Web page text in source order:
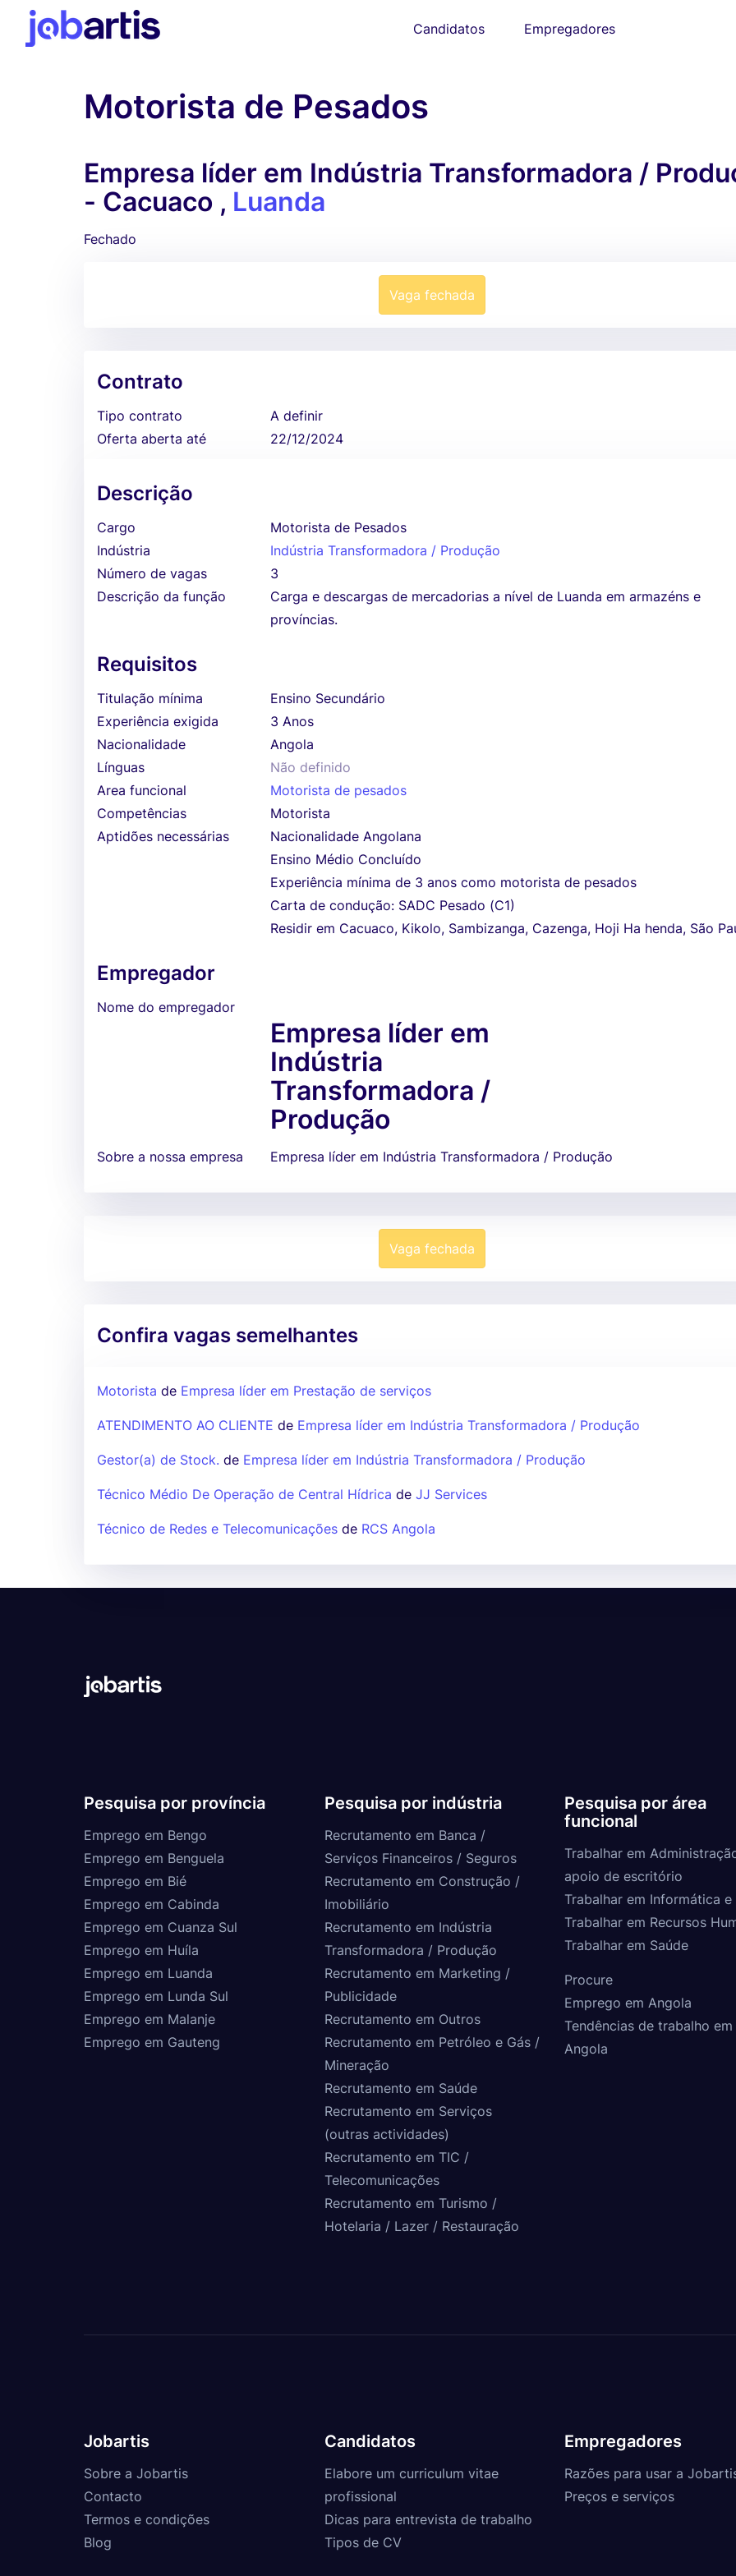
Candidatos Empregadores
Motorista de Pesados
Empresa líder em Indústria Transformadora /
- Cacuaco , Luanda
Fechado
Vaga fechada
Contrato
Tipo contrato
A definir
Oferta aberta até
22/12/2024
Descrição
Cargo
Motorista de Pesados
Indústria
Indústria Transformadora / Produção
Número de vagas
3
Descrição da função
Carga e descargas de mercadorias a nível de Luanda em armazéns e
províncias.
Requisitos
Titulação mínima
Ensino Secundário
Experiência exigida
3 Anos
Nacionalidade
Angola
Línguas
Não definido
Area funcional
Motorista de pesados
Competências
Motorista
Aptidões necessárias
Nacionalidade Angolana
Ensino Médio Concluído
Experiência mínima de 3 anos como motorista de pesados
Carta de condução: SADC Pesado (C1)
Residir em Cacuaco, Kikolo, Sambizanga, Cazenga, Hoji Ha henda, São
Empregador
Nome do empregador
Empresa líder em
Indústria
Transformadora /
Produção
Sobre a nossa empresa Empresa líder em Indústria Transformadora / Produção
Vaga fechada
Confira vagas semelhantes
Motorista de Empresa líder em Prestação de serviços
ATENDIMENTO AO CLIENTE de Empresa líder em Indústria Transformadora / Produção
Gestor(a) de Stock. de Empresa líder em Indústria Transformadora / Produção
Técnico Médio De Operação de Central Hídrica de JJ Services
Técnico de Redes e Telecomunicações de RCS Angola
Pesquisa por província
Emprego em Bengo
Emprego em Benguela
Emprego em Bié
Emprego em Cabinda
Emprego em Cuanza Sul
Emprego em Huíla
Emprego em Luanda
Emprego em Lunda Sul
Emprego em Malanje
Emprego em Gauteng
Pesquisa por indústria
Recrutamento em Banca /
Serviços Financeiros / Seguros
Recrutamento em Construção /
Imobiliário
Recrutamento em Indústria
Transformadora / Produção
Recrutamento em Marketing /
Publicidade
Recrutamento em Outros
Recrutamento em Petróleo e Gás /
Mineração
Recrutamento em Saúde
Recrutamento em Serviços
(outras actividades)
Recrutamento em TIC /
Telecomunicações
Recrutamento em Turismo /
Hotelaria / Lazer / Restauração
Pesquisa por área
funcional
Trabalhar em
apoio de escritório
Trabalhar em Informática e
Trabalhar em Recursos
Trabalhar em Saúde
Procure
Emprego em Angola
Tendências de trabalho em
Angola
Jobartis
Sobre a Jobartis
Contacto
Termos e condições
Blog
Candidatos
Elabore um curriculum vitae
profissional
Dicas para entrevista de trabalho
Tipos de CV
Empregadores
Razões para usar a
Preços e serviços